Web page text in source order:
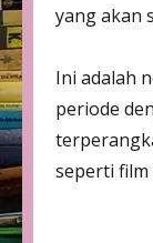
yang akan
Ini adalah
periode
seperti